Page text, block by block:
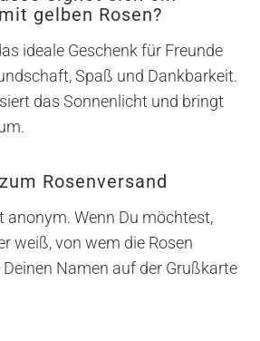
gelben Rosen?
ideale Geschenk für Freunde
Spaß und Dankbarkeit.
das Sonnenlicht und bringt
Rosenversand
anonym. Wenn Du möchtest,
weiß, von wem die Rosen
Namen auf der Grußkarte